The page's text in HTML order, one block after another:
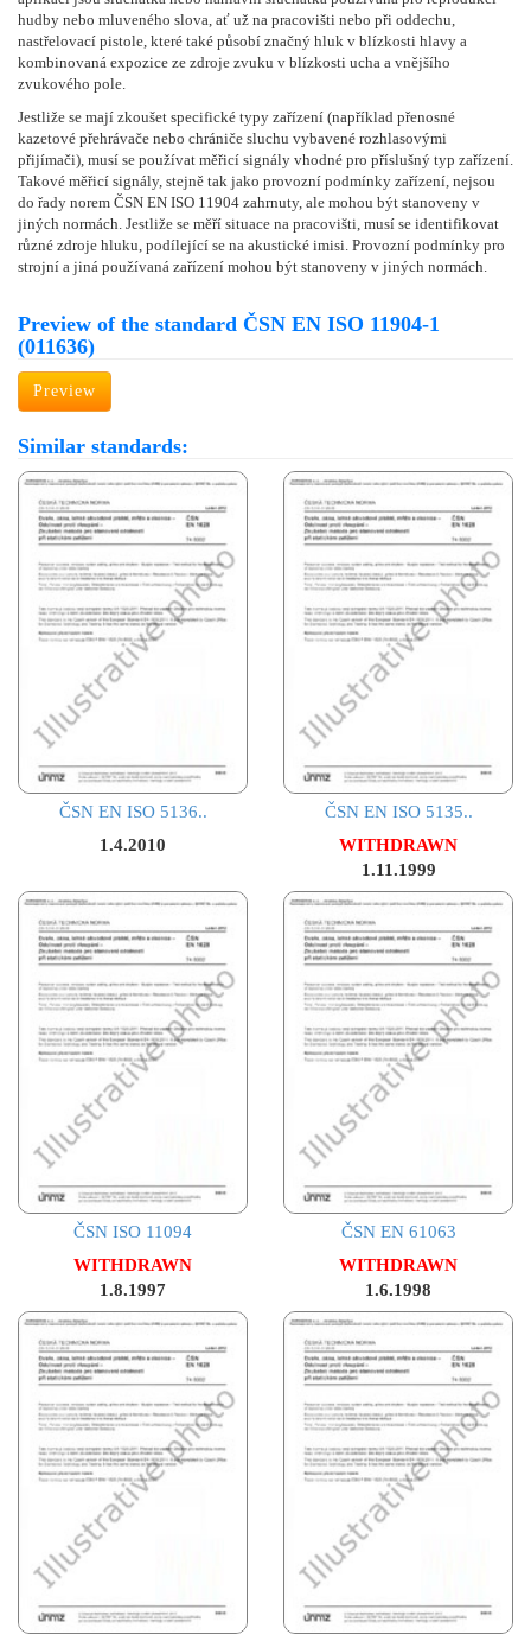
hudby nebo mluveného slova, ať už na pracovišti nebo při oddechu,
nastřelovací pistole, které také působí značný hluk v blízkosti hlavy a
kombinovaná expozice ze zdroje zvuku v blízkosti ucha a vnějšího
zvukového pole.
Jestliže se mají zkoušet specifické typy zařízení (například přenosné
kazetové přehrávače nebo chrániče sluchu vybavené rozhlasovými
přijímači), musí se používat měřicí signály vhodné pro příslušný typ zařízení.
Takové měřicí signály, stejně tak jako provozní podmínky zařízení, nejsou
do řady norem ČSN EN ISO 11904 zahrnuty, ale mohou být stanoveny v
jiných normách. Jestliže se měří situace na pracovišti, musí se identifikovat
různé zdroje hluku, podílející se na akustické imisi. Provozní podmínky pro
strojní a jiná používaná zařízení mohou být stanoveny v jiných normách.
Preview of the standard ČSN EN ISO 11904-1
(011636)
Preview
Similar standards:
ČSN EN ISO 5136..
1.4.2010
ČSN EN ISO 5135..
WITHDRAWN
1.11.1999
ČSN ISO 11094
WITHDRAWN
1.8.1997
ČSN EN 61063
WITHDRAWN
1.6.1998